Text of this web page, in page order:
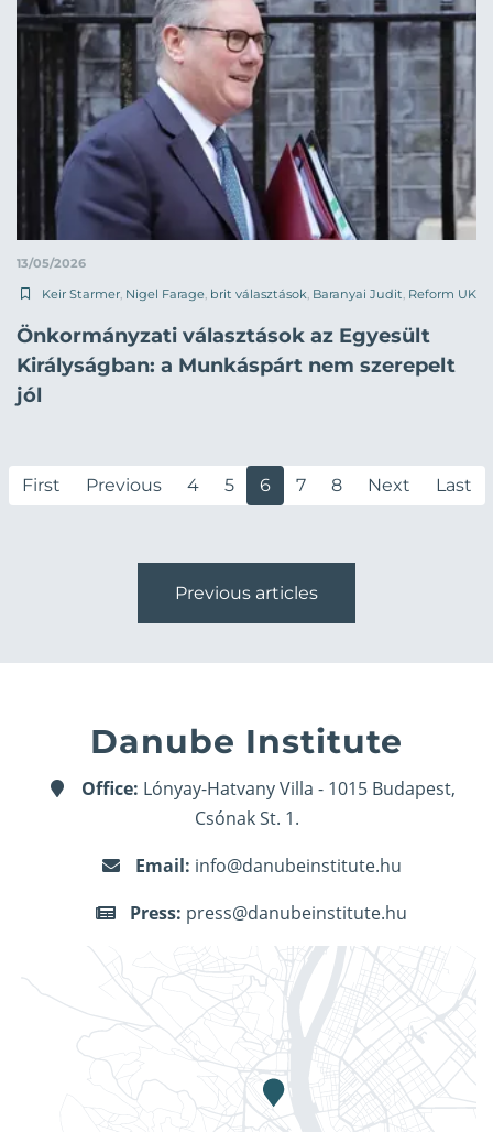
13/05/2026
Keir Starmer, Nigel Farage, brit választások, Baranyai Judit, Reform UK
Önkormányzati választások az Egyesült
Királyságban: a Munkáspárt nem szerepelt
jól
First Previous 4 5 6 7 8 Next Last
Previous articles
Danube Institute
Office: Lónyay-Hatvany Villa - 1015 Budapest,
Csónak St. 1.
Email: info@danubeinstitute.hu
Press: press@danubeinstitute.hu